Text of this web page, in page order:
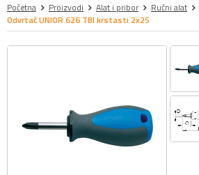
Početna Proizvodi Alat i pribor Ručni alat
Odvrtač UNIOR 626 TBI krstasti 2x25